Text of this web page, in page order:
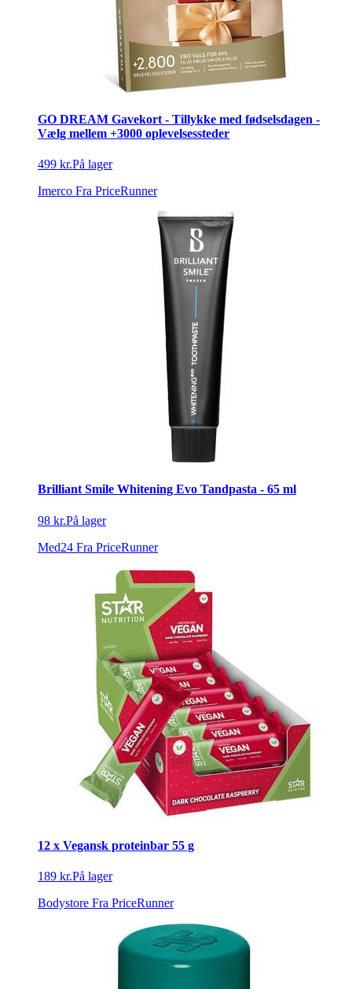
GO DREAM Gavekort - Tillykke med fødselsdagen -
Vælg mellem +3000 oplevelsessteder
499 kr.På lager
Imerco Fra PriceRunner
Brilliant Smile Whitening Evo Tandpasta - 65 ml
98 kr.På lager
Med24 Fra PriceRunner
12 x Vegansk proteinbar 55 g
189 kr.På lager
Bodystore Fra PriceRunner